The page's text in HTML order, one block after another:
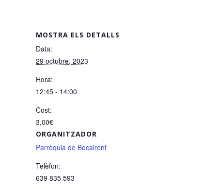
MOSTRA ELS DETALLS
Data:
29 octubre, 2023
Hora:
12:45 - 14:00
Cost:
3,00€
ORGANITZADOR
Parròquia de Bocairent
Telèfon:
639 835 593